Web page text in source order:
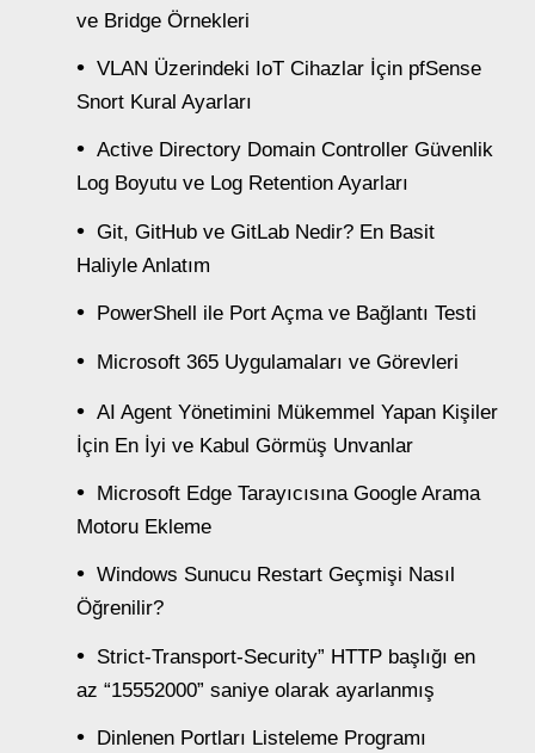
ve Bridge Örnekleri
VLAN Üzerindeki IoT Cihazlar İçin pfSense
Snort Kural Ayarları
Active Directory Domain Controller Güvenlik
Log Boyutu ve Log Retention Ayarları
Git, GitHub ve GitLab Nedir? En Basit
Haliyle Anlatım
PowerShell ile Port Açma ve Bağlantı Testi
Microsoft 365 Uygulamaları ve Görevleri
AI Agent Yönetimini Mükemmel Yapan Kişiler
İçin En İyi ve Kabul Görmüş Unvanlar
Microsoft Edge Tarayıcısına Google Arama
Motoru Ekleme
Windows Sunucu Restart Geçmişi Nasıl
Öğrenilir?
Strict-Transport-Security” HTTP başlığı en
az “15552000” saniye olarak ayarlanmış
Dinlenen Portları Listeleme Programı